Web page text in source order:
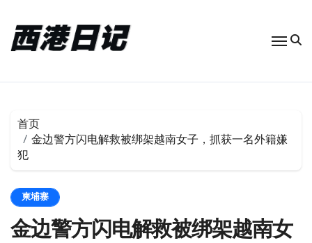
首页
金边警方闪电解救被绑架越南女子，抓获一名外籍嫌
犯
柬埔寨
金边警方闪电解救被绑架越南女